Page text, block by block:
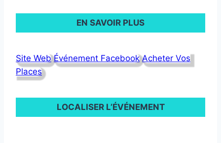
EN SAVOIR PLUS
Site Web Événement Facebook Acheter Vos
Places
LOCALISER L’ÉVÉNEMENT